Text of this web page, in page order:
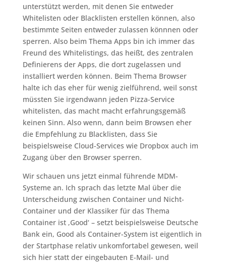
unterstützt werden, mit denen Sie entweder
Whitelisten oder Blacklisten erstellen können, also
bestimmte Seiten entweder zulassen könnnen oder
sperren. Also beim Thema Apps bin ich immer das
Freund des Whitelistings, das heißt, des zentralen
Definierens der Apps, die dort zugelassen und
installiert werden können. Beim Thema Browser
halte ich das eher für wenig zielführend, weil sonst
müssten Sie irgendwann jeden Pizza-Service
whitelisten, das macht macht erfahrungsgemäß
keinen Sinn. Also wenn, dann beim Browsen eher
die Empfehlung zu Blacklisten, dass Sie
beispielsweise Cloud-Services wie Dropbox auch im
Zugang über den Browser sperren.
Wir schauen uns jetzt einmal führende MDM-
Systeme an. Ich sprach das letzte Mal über die
Unterscheidung zwischen Container und Nicht-
Container und der Klassiker für das Thema
Container ist ‚Good‘ – setzt beispielsweise Deutsche
Bank ein, Good als Container-System ist eigentlich in
der Startphase relativ unkomfortabel gewesen, weil
sich hier statt der eingebauten E-Mail- und